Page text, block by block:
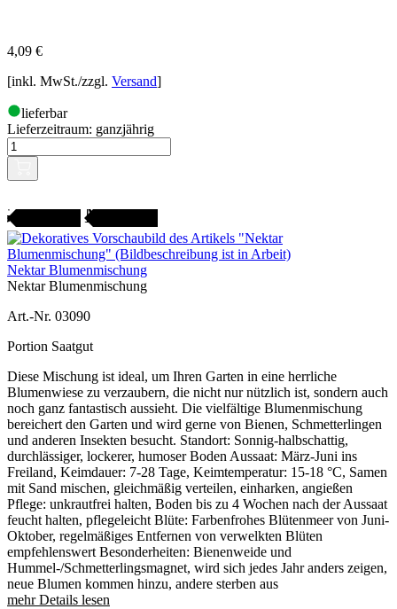
4,09 €
[inkl. MwSt./zzgl. Versand]
lieferbar
Lieferzeitraum: ganzjährig
SAMENFEST
Nektar Blumenmischung
Nektar Blumenmischung
Art.-Nr. 03090
Portion Saatgut
Diese Mischung ist ideal, um Ihren Garten in eine herrliche
Blumenwiese zu verzaubern, die nicht nur nützlich ist, sondern auch
noch ganz fantastisch aussieht. Die vielfältige Blumenmischung
bereichert den Garten und wird gerne von Bienen, Schmetterlingen
und anderen Insekten besucht. Standort: Sonnig-halbschattig,
durchlässiger, lockerer, humoser Boden Aussaat: März-Juni ins
Freiland, Keimdauer: 7-28 Tage, Keimtemperatur: 15-18 °C, Samen
mit Sand mischen, gleichmäßig verteilen, einharken, angießen
Pflege: unkrautfrei halten, Boden bis zu 4 Wochen nach der Aussaat
feucht halten, pflegeleicht Blüte: Farbenfrohes Blütenmeer von Juni-
Oktober, regelmäßiges Entfernen von verwelkten Blüten
empfehlenswert Besonderheiten: Bienenweide und
Hummel-/Schmetterlingsmagnet, wird sich jedes Jahr anders zeigen,
neue Blumen kommen hinzu, andere sterben aus
mehr Details lesen